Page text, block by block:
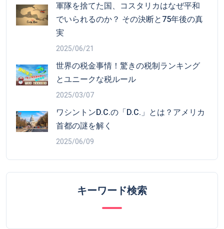
軍隊を捨てた国、コスタリカはなぜ平和
でいられるのか？ その決断と75年後の真
実
2025/06/21
世界の税金事情！驚きの税制ランキング
とユニークな税ルール
2025/03/07
ワシントンD.C.の「D.C.」とは？アメリカ
首都の謎を解く
2025/06/09
キーワード検索